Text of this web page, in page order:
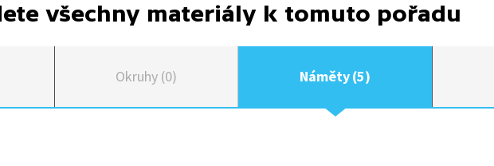
všechny materiály k tomuto pořadu
Okruhy (0) Náměty (5)